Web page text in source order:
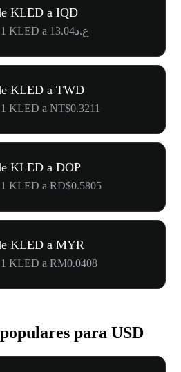
KLED a IQD
Conversión de 1 KLED a ع.د13.04
KLED a TWD
KLED a NT$0.3211
KLED a DOP
KLED a RD$0.5805
KLED a MYR
KLED a RM0.0408
para USD